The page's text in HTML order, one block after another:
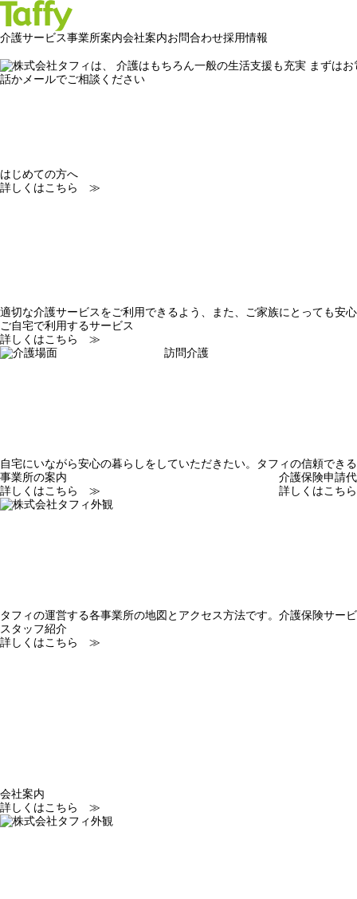
介護サービス事業所案内会社案内お問合わせ採用情報
わたしたちは大切
提供いたします
うれしかった日、
しれません。
はじめての方へ
詳しくはこちら ≫
適切な介護サービスをご利用できるよう、また、ご家族にとっても安
ご自宅で利用するサービス
詳しくはこちら ≫
訪問介護
自宅にいながら安心の暮らしをしていただきたい。タフィの信頼で
事業所の案内
詳しくはこちら ≫
タフィの運営する各事業所の地図とアクセス方法です。
介護保険申請
詳しくはこ
介護保険サー
スタッフ紹介
詳しくはこちら ≫
たしたちは努力を
会社案内
詳しくはこちら ≫